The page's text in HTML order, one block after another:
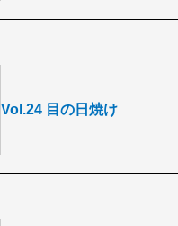
Vol.24 目の日焼け